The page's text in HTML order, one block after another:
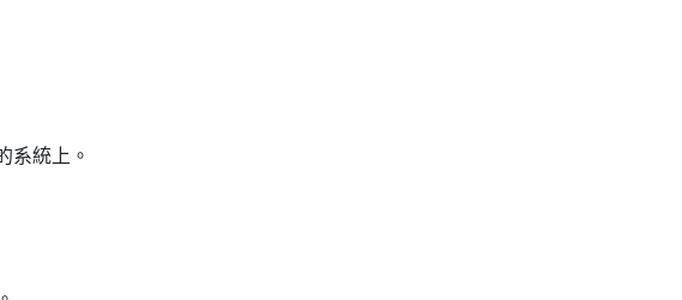
系統上。